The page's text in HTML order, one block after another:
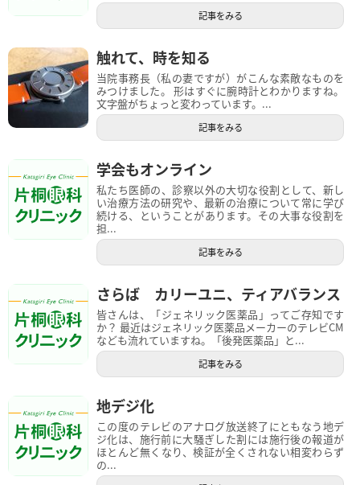
記事をみる
触れて、時を知る
当院事務長（私の妻ですが）がこんな素敵なものを
みつけました。 形はすぐに腕時計とわかりますね。
文字盤がちょっと変わっています。...
記事をみる
学会もオンライン
私たち医師の、診察以外の大切な役割として、新し
い治療方法の研究や、最新の治療について常に学び
続ける、ということがあります。その大事な役割を
担...
記事をみる
さらば カリーユニ、ティアバランス
皆さんは、「ジェネリック医薬品」ってご存知です
か？ 最近はジェネリック医薬品メーカーのテレビCM
なども流れていますね。「後発医薬品」と...
記事をみる
地デジ化
この度のテレビのアナログ放送終了にともなう地デ
ジ化は、施行前に大騒ぎした割には施行後の報道が
ほとんど無くなり、検証が全くされない相変わらず
の...